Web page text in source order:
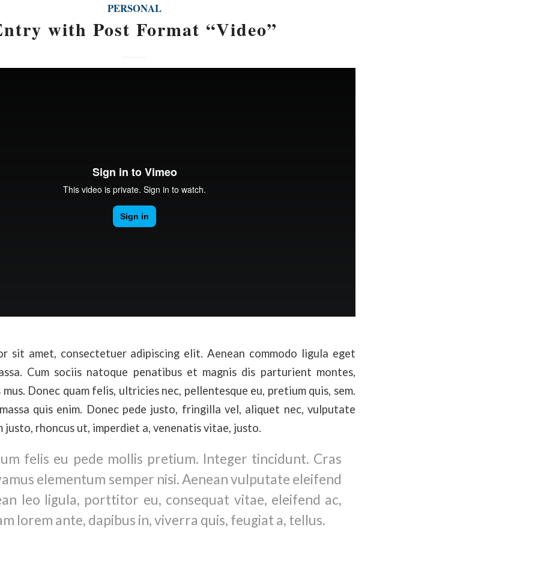
PERSONAL
with Post Format “Video”
sit amet, consectetuer adipiscing elit. Aenean commodo ligula eget
Cum sociis natoque penatibus et magnis dis parturient montes,
Donec quam felis, ultricies nec, pellentesque eu, pretium quis, sem.
quis enim. Donec pede justo, fringilla vel, aliquet nec, vulputate
justo, rhoncus ut, imperdiet a, venenatis vitae, justo.
felis eu pede mollis pretium. Integer tincidunt. Cras
elementum semper nisi. Aenean vulputate eleifend
leo ligula, porttitor eu, consequat vitae, eleifend ac,
lorem ante, dapibus in, viverra quis, feugiat a, tellus.